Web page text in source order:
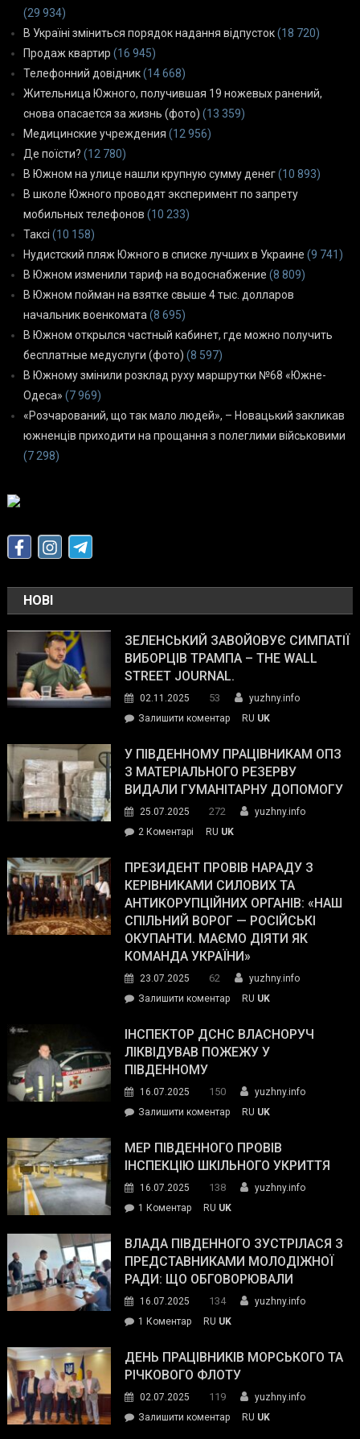
(29 934)
В Україні зміниться порядок надання відпусток(18 720)
Продаж квартир (16 945)
Телефонний довідник(14 668)
Жительница Южного, получившая 19 ножевых ранений,
снова опасается за жизнь (фото) (13 359)
Медицинские учреждения (12 956)
Де поїсти? (12 780)
В Южном на улице нашли крупную сумму денег(10 893)
В школе Южного проводят эксперимент по запрету
мобильных телефонов (10 233)
Таксі (10 158)
Нудистский пляж Южного в списке лучших в Украине (9 741)
В Южном изменили тариф на водоснабжение (8 809)
В Южном пойман на взятке свыше 4 тыс. долларов
начальник военкомата (8 695)
В Южном открылся частный кабинет, где можно получить
бесплатные медуслуги (фото) (8 597)
В Южному змінили розклад руху маршрутки №68 «Южне-
Одеса» (7 969)
«Розчарований, що так мало людей», – Новацький закликав
южненців приходити на прощання з полеглими військовими
(7 298)
НОВІ
ЗЕЛЕНСЬКИЙ ЗАВОЙОВУЄ СИМПАТІЇ
ВИБОРЦІВ ТРАМПА – THE WALL
STREET JOURNAL.
02.11.2025 53
yuzhny.info
Залишити коментарon
завойовує
симпатії
виборців
The
Street
Journal.
RU UK
У ПІВДЕННОМУ ПРАЦІВНИКАМ ОПЗ
З МАТЕРІАЛЬНОГО РЕЗЕРВУ
ВИДАЛИ ГУМАНІТАРНУ ДОПОМОГУ
25.07.2025 272
yuzhny.info
2 Коментарі
Південному
працівникам
ОПЗ
з
матеріального
резерву
гуманітарну
допомогу
RU UK
ПРЕЗИДЕНТ ПРОВІВ НАРАДУ З
КЕРІВНИКАМИ СИЛОВИХ ТА
АНТИКОРУПЦІЙНИХ ОРГАНІВ: «НАШ
СПІЛЬНИЙ ВОРОГ — РОСІЙСЬКІ
ОКУПАНТИ. МАЄМО ДІЯТИ ЯК
КОМАНДА УКРАЇНИ»
23.07.2025 62
yuzhny.info
Залишити коментарon
провів
нараду
силових
та
органів:
«Наш
спільний
окупанти.
Маємо
діяти
команда
RU UK
ІНСПЕКТОР ДСНС ВЛАСНОРУЧ
ЛІКВІДУВАВ ПОЖЕЖУ У
ПІВДЕННОМУ
16.07.2025 150
yuzhny.info
Залишити коментарon
ДСНС
власноруч
пожежу
у
RU UK
МЕР ПІВДЕННОГО ПРОВІВ
ІНСПЕКЦІЮ ШКІЛЬНОГО УКРИТТЯ
16.07.2025 138
yuzhny.info
1 Коментардо
Південного
провів
інспекцію
укриття
RU UK
ВЛАДА ПІВДЕННОГО ЗУСТРІЛАСЯ З
ПРЕДСТАВНИКАМИ МОЛОДІЖНОЇ
РАДИ: ЩО ОБГОВОРЮВАЛИ
16.07.2025 134
yuzhny.info
1 Коментардо
Південного
зустрілася
представниками
молодіжної
RU UK
ДЕНЬ ПРАЦІВНИКІВ МОРСЬКОГО ТА
РІЧКОВОГО ФЛОТУ
02.07.2025 119
yuzhny.info
Залишити коментарon
RU UK